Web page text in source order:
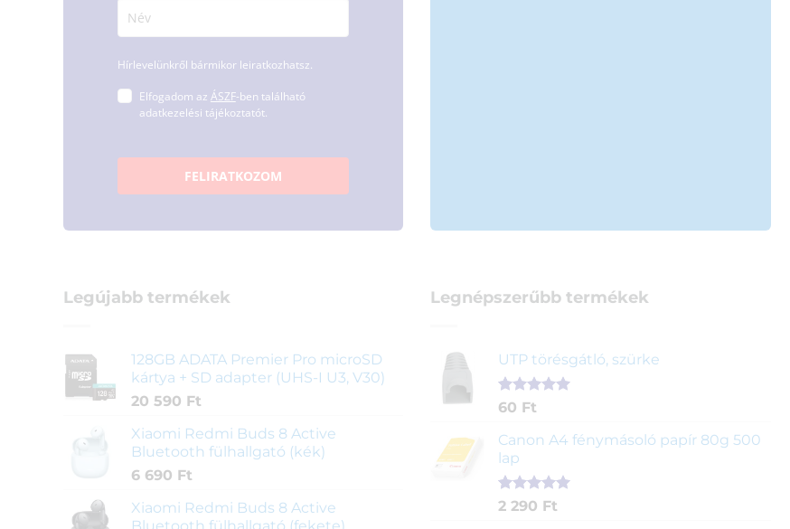
Hírlevelünkről bármikor leiratkozhatsz.
Elfogadom az ÁSZF-ben található
adatkezelési tájékoztatót.
FELIRATKOZOM
Legújabb termékek
128GB ADATA Premier Pro microSD
kártya + SD adapter (UHS-I U3, V30)
20 590 Ft
Xiaomi Redmi Buds 8 Active
Bluetooth fülhallgató (kék)
6 690 Ft
Xiaomi Redmi Buds 8 Active
Legnépszerűbb termékek
UTP törésgátló, szürke
Értékelés
ből,
1
értékelés
alapján
60 Ft
Canon A4 fénymásoló papír 80g 500
lap
Értékelés
2
2 290 Ft